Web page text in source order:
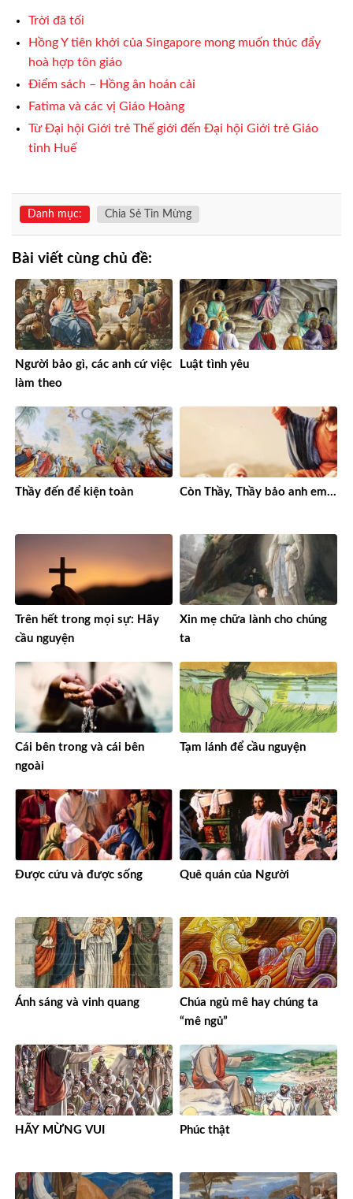
Trời đã tối
Hồng Y tiên khởi của Singapore mong muốn thúc đẩy
hoà hợp tôn giáo
Điểm sách – Hồng ân hoán cải
Fatima và các vị Giáo Hoàng
Từ Đại hội Giới trẻ Thế giới đến Đại hội Giới trẻ Giáo
tỉnh Huế
Danh mục: Chia Sẻ Tin Mừng
Bài viết cùng chủ đề:
Người bảo gì, các anh cứ việc
làm theo
Luật tình yêu
Thầy đến để kiện toàn Còn Thầy, Thầy bảo anh em…
Trên hết trong mọi sự: Hãy
cầu nguyện
Xin mẹ chữa lành cho chúng
ta
Cái bên trong và cái bên
ngoài
Tạm lánh để cầu nguyện
Được cứu và được sống Quê quán của Người
Ánh sáng và vinh quang
Chúa ngủ mê hay chúng ta
“mê ngủ”
HÃY MỪNG VUI Phúc thật